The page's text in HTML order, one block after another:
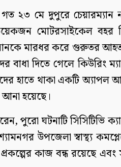
গত ২৩ মে দুপুরে
মোটরসাইকেল বহর
মারধর করে গুরুতর
বাধা দিতে গেলে
হাতে থাকা একটি অ্যাপল
হয়েছে।
পুরো ঘটনাটি সিসিটিভি
উপজেলা স্বাস্থ্য
কাজ বন্ধ রয়েছে এবং